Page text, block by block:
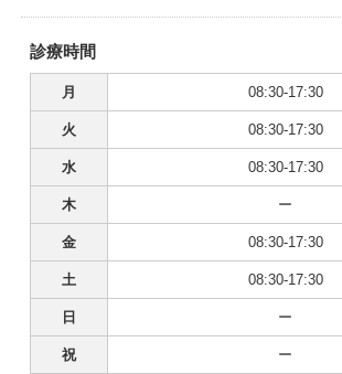
診療時間
月 08:30-17:30
火 08:30-17:30
水 08:30-17:30
木 ー
金 08:30-17:30
土 08:30-17:30
日 ー
祝 ー